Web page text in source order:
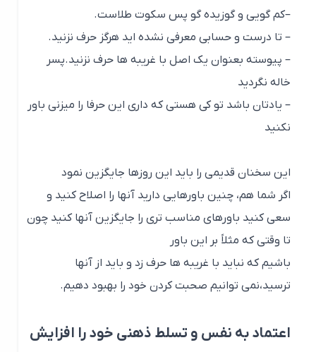
–کم گویی و گوزیده گو پس سکوت طلاست.
– تا درست و حسابی معرفی نشده اید هرگز حرف نزنید.
– پیوسته بعنوان یک اصل با غریبه ها حرف نزنید.پسر
خاله نگردید
– یادتان باشد تو کی هستی که داری این حرفا را میزنی باور
نکنید
این سخنان قدیمی را باید این روزها جایگزین نمود
اگر شما هم، چنین باورهایی دارید آنها را اصلاح کنید و
سعی کنید باورهای مناسب تری را جایگزین آنها کنید چون
تا وقتی که مثلاً بر این باور
باشیم که نباید با غریبه ها حرف زد و باید از آنها
ترسید،نمی توانیم صحبت کردن خود را بهبود دهیم.
اعتماد به نفس و تسلط ذهنی خود را افزایش